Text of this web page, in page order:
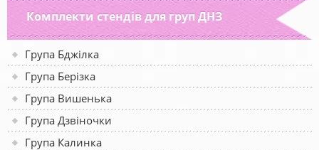
Комплекти стендів для груп ДНЗ
Група Бджілка
Група Берізка
Група Вишенька
Група Дзвіночки
Група Калинка